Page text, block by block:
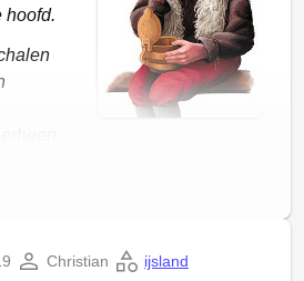
hoofd.
op de grond.
Christian ijsland